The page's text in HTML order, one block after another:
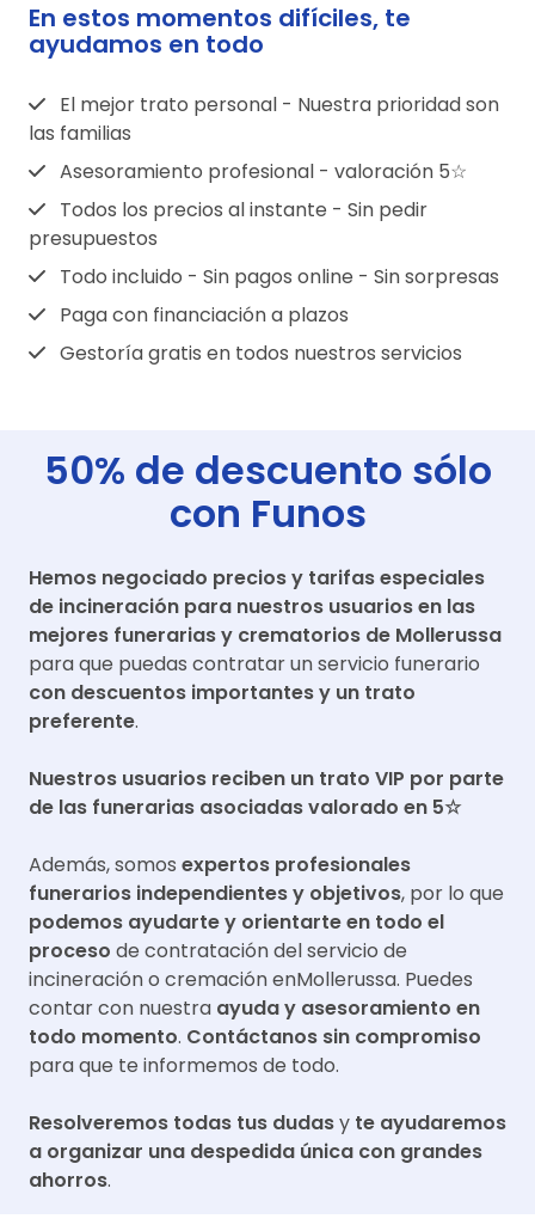
En estos momentos difíciles, te
ayudamos en todo
El mejor trato personal - Nuestra prioridad son
las familias
Asesoramiento profesional - valoración 5☆
Todos los precios al instante - Sin pedir
presupuestos
Todo incluido - Sin pagos online - Sin sorpresas
Paga con financiación a plazos
Gestoría gratis en todos nuestros servicios
50% de descuento sólo
con Funos
Hemos negociado precios y tarifas especiales
de incineración para nuestros usuarios en las
mejores funerarias y crematorios de Mollerussa
para que puedas contratar un servicio funerario
con descuentos importantes y un trato
preferente.
Nuestros usuarios reciben un trato VIP por parte
de las funerarias asociadas valorado en 5☆
Además, somos expertos profesionales
funerarios independientes y objetivos, por lo que
podemos ayudarte y orientarte en todo el
proceso de contratación del servicio de
incineración o cremación enMollerussa. Puedes
contar con nuestra ayuda y asesoramiento en
todo momento. Contáctanos sin compromiso
para que te informemos de todo.
Resolveremos todas tus dudasy te ayudaremos
a organizar una despedida única con grandes
ahorros.